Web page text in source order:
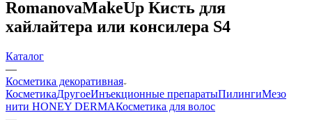
RomanovaMakeUp Кисть для
хайлайтера или консилера S4
Каталог
—
Косметика декоративная
КосметикаДругоеИнъекционные препаратыПилингиМезо
нити HONEY DERMAКосметика для волос